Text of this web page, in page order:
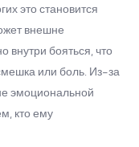
это становится
внешне
внутри бояться, что
или боль. Из-за
эмоциональной
кто ему